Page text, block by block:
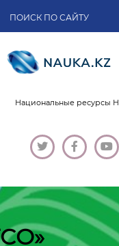
Национальные ресурсы